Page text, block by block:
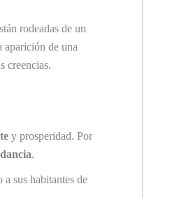
rodeadas de un
aparición de una
creencias.
y prosperidad. Por
.
sus habitantes de